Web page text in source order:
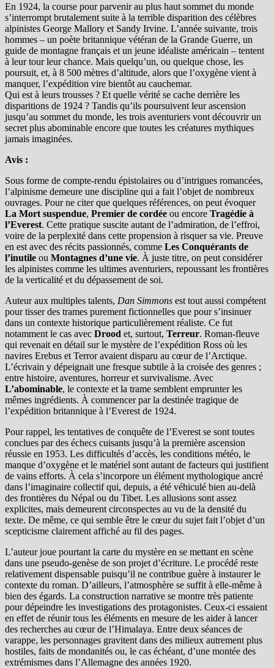
En 1924, la course pour parvenir au plus haut sommet du monde
s’interrompt brutalement suite à la terrible disparition des célèbres
alpinistes George Mallory et Sandy Irvine. L’année suivante, trois
hommes – un poète britannique vétéran de la Grande Guerre, un
guide de montagne français et un jeune idéaliste américain – tentent
à leur tour leur chance. Mais quelqu’un, ou quelque chose, les
poursuit, et, à 8 500 mètres d’altitude, alors que l’oxygène vient à
manquer, l’expédition vire bientôt au cauchemar.
Qui est à leurs trousses ? Et quelle vérité se cache derrière les
disparitions de 1924 ? Tandis qu’ils poursuivent leur ascension
jusqu’au sommet du monde, les trois aventuriers vont découvrir un
secret plus abominable encore que toutes les créatures mythiques
jamais imaginées.
Avis :
Sous forme de compte-rendu épistolaires ou d’intrigues romancées,
l’alpinisme demeure une discipline qui a fait l’objet de nombreux
ouvrages. Pour ne citer que quelques références, on peut évoquer
La Mort suspendue, Premier de cordée ou encore Tragédie à
l’Everest. Cette pratique suscite autant de l’admiration, de l’effroi,
voire de la perplexité dans cette propension à risquer sa vie. Preuve
en est avec des récits passionnés, comme Les Conquérants de
l’inutile ou Montagnes d’une vie. À juste titre, on peut considérer
les alpinistes comme les ultimes aventuriers, repoussant les frontières
de la verticalité et du dépassement de soi.
Auteur aux multiples talents, Dan Simmons est tout aussi compétent
pour tisser des trames purement fictionnelles que pour s’insinuer
dans un contexte historique particulièrement réaliste. Ce fut
notamment le cas avec Drood et, surtout, Terreur. Roman-fleuve
qui revenait en détail sur le mystère de l’expédition Ross où les
navires Erebus et Terror avaient disparu au cœur de l’Arctique.
L’écrivain y dépeignait une fresque subtile à la croisée des genres ;
entre histoire, aventures, horreur et survivalisme. Avec
L’abominable, le contexte et la trame semblent emprunter les
mêmes ingrédients. À commencer par la destinée tragique de
l’expédition britannique à l’Everest de 1924.
Pour rappel, les tentatives de conquête de l’Everest se sont toutes
conclues par des échecs cuisants jusqu’à la première ascension
réussie en 1953. Les difficultés d’accès, les conditions météo, le
manque d’oxygène et le matériel sont autant de facteurs qui justifient
de vains efforts. À cela s’incorpore un élément mythologique ancré
dans l’imaginaire collectif qui, depuis, a été véhiculé bien au-delà
des frontières du Népal ou du Tibet. Les allusions sont assez
explicites, mais demeurent circonspectes au vu de la densité du
texte. De même, ce qui semble être le cœur du sujet fait l’objet d’un
scepticisme clairement affiché au fil des pages.
L’auteur joue pourtant la carte du mystère en se mettant en scène
dans une pseudo-genèse de son projet d’écriture. Le procédé reste
relativement dispensable puisqu’il ne contribue guère à instaurer le
contexte du roman. D’ailleurs, l’atmosphère se suffit à elle-même à
bien des égards. La construction narrative se montre très patiente
pour dépeindre les investigations des protagonistes. Ceux-ci essaient
en effet de réunir tous les éléments en mesure de les aider à lancer
des recherches au cœur de l’Himalaya. Entre deux séances de
varappe, les personnages gravitent dans des milieux autrement plus
hostiles, faits de mondanités ou, le cas échéant, d’une montée des
extrémismes dans l’Allemagne des années 1920.